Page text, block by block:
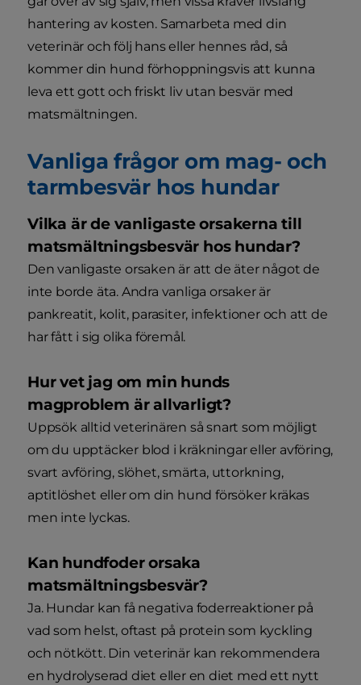
hantering av kosten. Samarbeta med din
veterinär och följ hans eller hennes råd, så
kommer din hund förhoppningsvis att kunna
leva ett gott och friskt liv utan besvär med
matsmältningen.
Vanliga frågor om mag- och
tarmbesvär hos hundar
Vilka är de vanligaste orsakerna till
matsmältningsbesvär hos hundar?
Den vanligaste orsaken är att de äter något de
inte borde äta. Andra vanliga orsaker är
pankreatit, kolit, parasiter, infektioner och att de
har fått i sig olika föremål.
Hur vet jag om min hunds
magproblem är allvarligt?
Uppsök alltid veterinären så snart som möjligt
om du upptäcker blod i kräkningar eller avföring,
svart avföring, slöhet, smärta, uttorkning,
aptitlöshet eller om din hund försöker kräkas
men inte lyckas.
Kan hundfoder orsaka
matsmältningsbesvär?
Ja. Hundar kan få negativa foderreaktioner på
vad som helst, oftast på protein som kyckling
och nötkött. Din veterinär kan rekommendera
en hydrolyserad diet eller en diet med ett nytt